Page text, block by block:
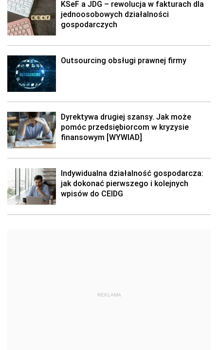
KSeF a JDG – rewolucja w fakturach dla
jednoosobowych działalności
gospodarczych
Outsourcing obsługi prawnej firmy
Dyrektywa drugiej szansy. Jak może
pomóc przedsiębiorcom w kryzysie
finansowym [WYWIAD]
Indywidualna działalność gospodarcza:
jak dokonać pierwszego i kolejnych
wpisów do CEIDG
REKLAMA